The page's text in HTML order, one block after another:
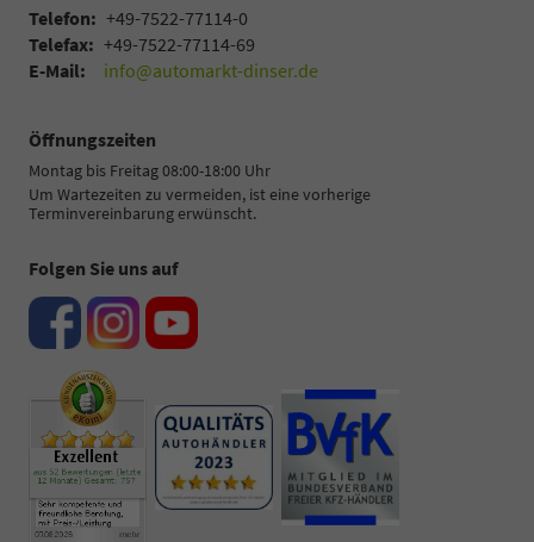
Telefon: +49-7522-77114-0
Telefax: +49-7522-77114-69
E-Mail:
info@automarkt-dinser.de
Öffnungszeiten
Montag bis Freitag 08:00-18:00 Uhr
Um Wartezeiten zu vermeiden, ist eine vorherige
Terminvereinbarung erwünscht.
Folgen Sie uns auf